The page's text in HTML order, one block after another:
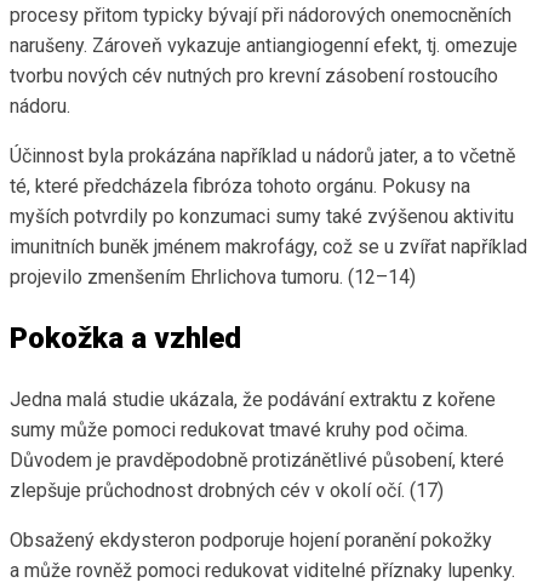
procesy přitom typicky bývají při nádorových onemocněních
narušeny. Zároveň vykazuje antiangiogenní efekt, tj. omezuje
tvorbu nových cév nutných pro krevní zásobení rostoucího
nádoru.
Účinnost byla prokázána například u nádorů jater, a to včetně
té, které předcházela fibróza tohoto orgánu. Pokusy na
myších potvrdily po konzumaci sumy také zvýšenou aktivitu
imunitních buněk jménem makrofágy, což se u zvířat například
projevilo zmenšením Ehrlichova tumoru. (12–14)
Pokožka a vzhled
Jedna malá studie ukázala, že podávání extraktu z kořene
sumy může pomoci redukovat tmavé kruhy pod očima.
Důvodem je pravděpodobně protizánětlivé působení, které
zlepšuje průchodnost drobných cév v okolí očí. (17)
Obsažený ekdysteron podporuje hojení poranění pokožky
a může rovněž pomoci redukovat viditelné příznaky lupenky.